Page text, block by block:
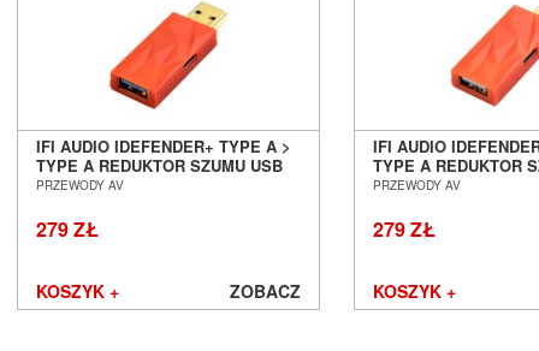
IFI AUDIO IDEFENDER+ TYPE A >
TYPE A REDUKTOR SZUMU USB
SALON POZNAŃ WROCŁAW
PRZEWODY AV
279 ZŁ
KOSZYK + ZOBACZ
IFI AUDIO
TYPE A REDUKTOR
SALON POZNAŃ
PRZEWODY AV
279 ZŁ
KOSZYK +